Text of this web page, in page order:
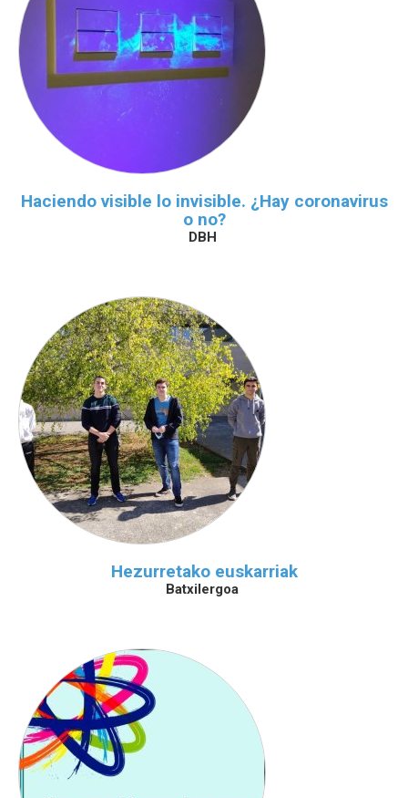
Haciendo visible lo invisible. ¿Hay coronavirus
o no?
DBH
Hezurretako euskarriak
Batxilergoa